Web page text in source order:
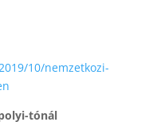
10/nemzetkozi-
tónál